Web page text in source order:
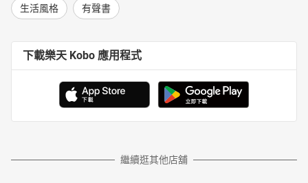
生活風格 有聲書
下載樂天 Kobo 應用程式
繼續逛其他店舖